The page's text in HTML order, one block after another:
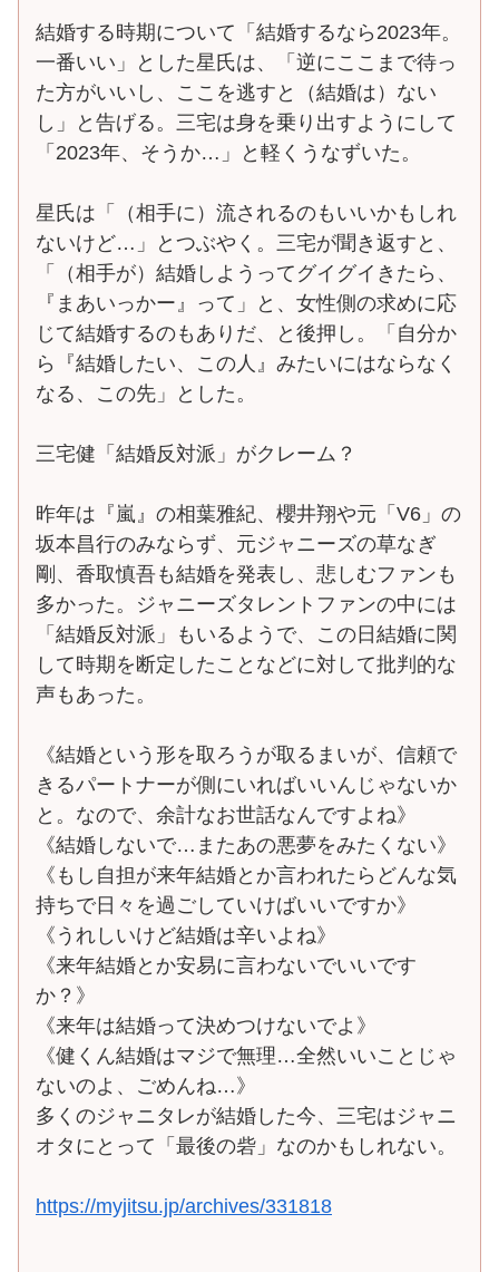
結婚する時期について「結婚するなら2023年。
一番いい」とした星氏は、「逆にここまで待っ
た方がいいし、ここを逃すと（結婚は）ない
し」と告げる。三宅は身を乗り出すようにして
「2023年、そうか…」と軽くうなずいた。
星氏は「（相手に）流されるのもいいかもしれ
ないけど…」とつぶやく。三宅が聞き返すと、
「（相手が）結婚しようってグイグイきたら、
『まあいっかー』って」と、女性側の求めに応
じて結婚するのもありだ、と後押し。「自分か
ら『結婚したい、この人』みたいにはならなく
なる、この先」とした。
三宅健「結婚反対派」がクレーム？
昨年は『嵐』の相葉雅紀、櫻井翔や元「V6」の
坂本昌行のみならず、元ジャニーズの草なぎ
剛、香取慎吾も結婚を発表し、悲しむファンも
多かった。ジャニーズタレントファンの中には
「結婚反対派」もいるようで、この日結婚に関
して時期を断定したことなどに対して批判的な
声もあった。
《結婚という形を取ろうが取るまいが、信頼で
きるパートナーが側にいればいいんじゃないか
と。なので、余計なお世話なんですよね》
《結婚しないで…またあの悪夢をみたくない》
《もし自担が来年結婚とか言われたらどんな気
持ちで日々を過ごしていけばいいですか》
《うれしいけど結婚は辛いよね》
《来年結婚とか安易に言わないでいいです
か？》
《来年は結婚って決めつけないでよ》
《健くん結婚はマジで無理…全然いいことじゃ
ないのよ、ごめんね…》
多くのジャニタレが結婚した今、三宅はジャニ
オタにとって「最後の砦」なのかもしれない。
https://myjitsu.jp/archives/331818